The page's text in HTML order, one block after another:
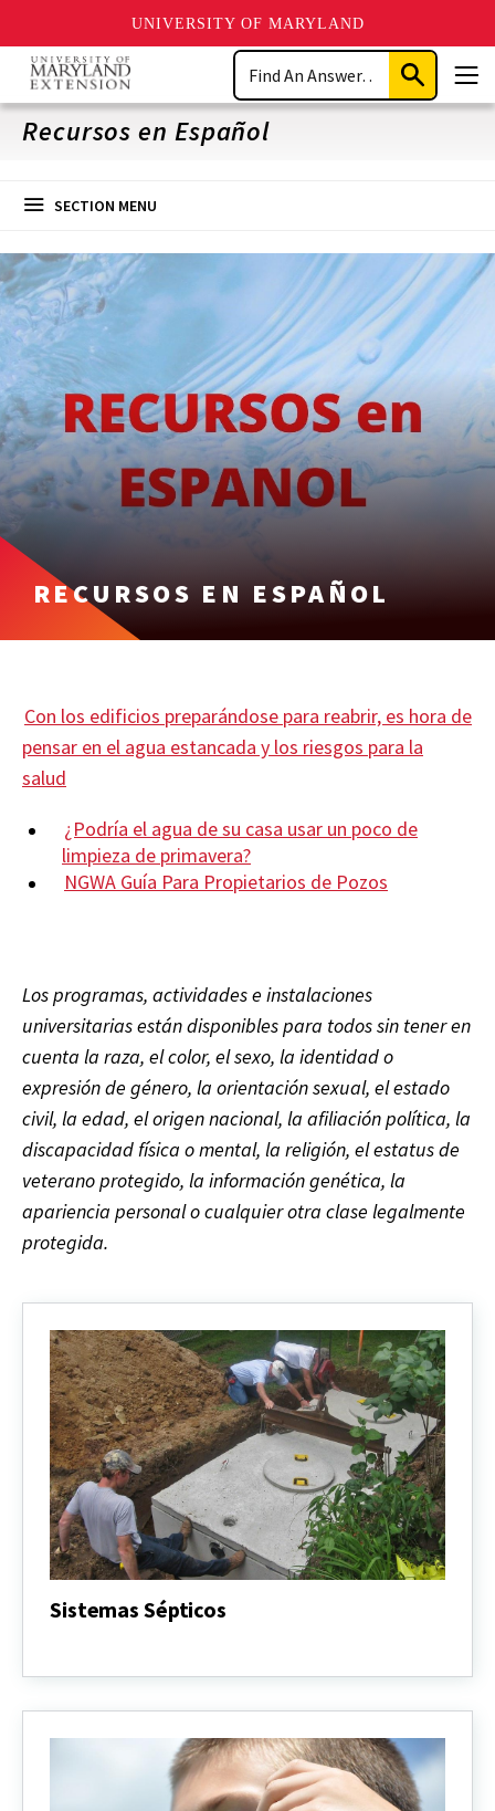
UNIVERSITY OF MARYLAND
Skip
main
content
Search
Submit
Search
Recursos en Español
SECTION MENU
RECURSOS EN ESPAÑOL
Con los edificios preparándose para reabrir, es hora de
pensar en el agua estancada y los riesgos para la
salud
¿Podría el agua de su casa usar un poco de
limpieza de primavera?
NGWA Guía Para Propietarios de Pozos
Los programas, actividades e instalaciones
universitarias están disponibles para todos sin tener en
cuenta la raza, el color, el sexo, la identidad o
expresión de género, la orientación sexual, el estado
civil, la edad, el origen nacional, la afiliación política, la
discapacidad física o mental, la religión, el estatus de
veterano protegido, la información genética, la
apariencia personal o cualquier otra clase legalmente
protegida.
Sistemas Sépticos